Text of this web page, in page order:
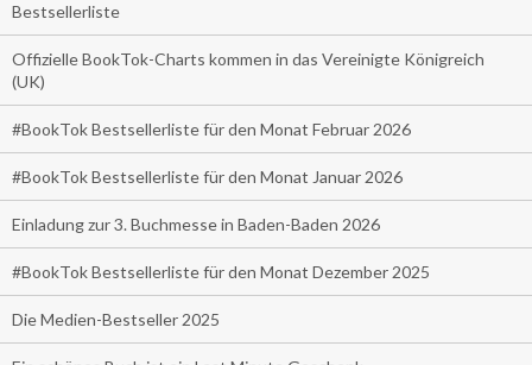
Bestsellerliste
Offizielle BookTok-Charts kommen in das Vereinigte Königreich
(UK)
#BookTok Bestsellerliste für den Monat Februar 2026
#BookTok Bestsellerliste für den Monat Januar 2026
Einladung zur 3. Buchmesse in Baden-Baden 2026
#BookTok Bestsellerliste für den Monat Dezember 2025
Die Medien-Bestseller 2025